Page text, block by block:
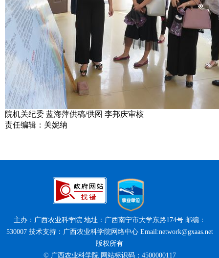
院机关纪委 蓝海萍供稿/供图 李邦庆审核
责任编辑：关妮纳
主办：广西农业科学院 地址：广西南宁市大学东路174号 邮编：
530007 技术支持：广西农业科学院网络中心 Email:network@gxaas.net
版权所有
© 广西农业科学院 网站标识码：4500000117